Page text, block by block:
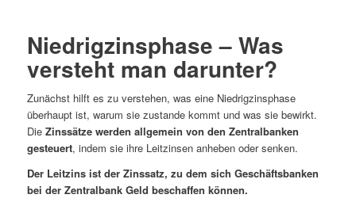
Niedrigzinsphase – Was
versteht man darunter?
Zunächst hilft es zu verstehen, was eine Niedrigzinsphase
überhaupt ist, warum sie zustande kommt und was sie bewirkt.
Die Zinssätze werden allgemein von den Zentralbanken
gesteuert, indem sie ihre Leitzinsen anheben oder senken.
Der Leitzins ist der Zinssatz, zu dem sich Geschäftsbanken
bei der Zentralbank Geld beschaffen können.